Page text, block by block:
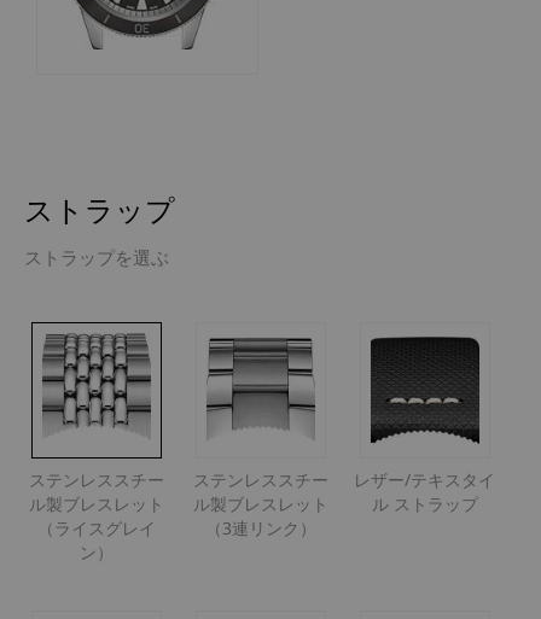
ストラップ
ストラップを選ぶ
ステンレススチー
ル製ブレスレット
（ライスグレイ
ン）
ステンレススチー
ル製ブレスレット
（3連リンク）
レザー/テキスタイ
ル ストラップ